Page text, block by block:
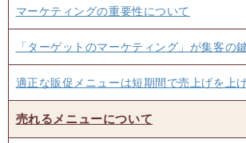
マーケティングの重要性について
「ターゲットのマーケティング」が集客の鍵
適正な販促メニューは短期間で売上げを上
売れるメニューについて